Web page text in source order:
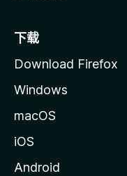
下载
Download Firefox
Windows
macOS
iOS
Android